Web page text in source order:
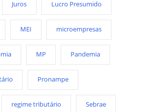
Juros Lucro Presumido
MEI microempresas
MP Pandemia
Pronampe
regime tributário Sebrae